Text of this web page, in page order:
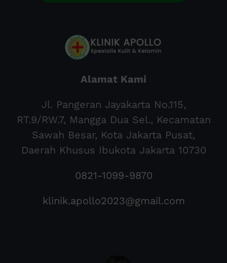
Alamat Kami
Jl. Pangeran Jayakarta No.115,
RT.9/RW.7, Mangga Dua Sel., Kecamatan
Sawah Besar, Kota Jakarta Pusat,
Daerah Khusus Ibukota Jakarta 10730
0821-1099-9870
klinik.apollo2023@gmail.com